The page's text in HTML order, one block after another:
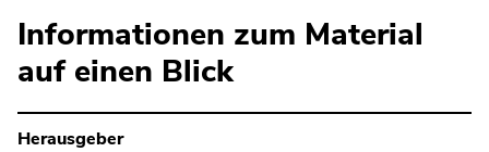
Informationen zum Material
auf einen Blick
Herausgeber